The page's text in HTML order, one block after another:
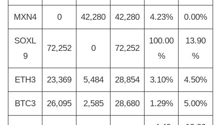
MXN4 0 42,280 42,280 4.23% 0.00%
SOXL
9
72,252 0 72,252
100.00
%
13.90
%
ETH3 23,369 5,484 28,854 3.10% 4.50%
BTC3 26,095 2,585 28,680 1.29% 5.00%